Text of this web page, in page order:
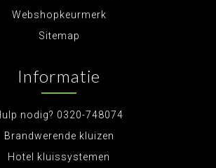
Webshopkeurmerk
Sitemap
Informatie
nodig? 0320-748074
Brandwerende kluizen
Hotel kluissystemen